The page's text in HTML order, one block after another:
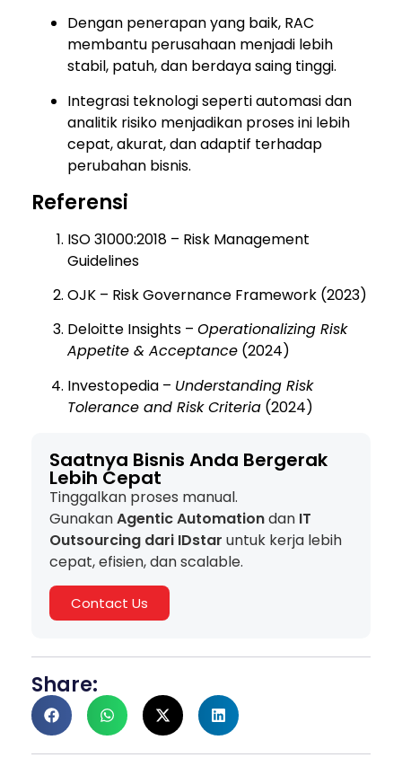
Dengan penerapan yang baik, RAC
membantu perusahaan menjadi lebih
stabil, patuh, dan berdaya saing tinggi.
Integrasi teknologi seperti automasi dan
analitik risiko menjadikan proses ini lebih
cepat, akurat, dan adaptif terhadap
perubahan bisnis.
Referensi
ISO 31000:2018 – Risk Management
Guidelines
OJK – Risk Governance Framework (2023)
Deloitte Insights – Operationalizing Risk
Appetite & Acceptance (2024)
Investopedia – Understanding Risk
Tolerance and Risk Criteria (2024)
Saatnya Bisnis Anda Bergerak
Lebih Cepat
Tinggalkan proses manual.
GunakanAgentic Automationdan IT
Outsourcing dari IDstar untuk kerja lebih
cepat, efisien, dan scalable.
Contact Us
Share: